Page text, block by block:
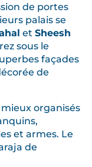
de portes
palais se
et Sheesh
sous le
façades
de
mieux organisés
et armes. Le
de